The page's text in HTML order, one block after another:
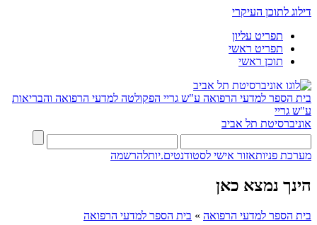
דילוג לתוכן העיקרי
תפריט עליון
תפריט ראשי
תוכן ראשי
בית הספר למדעי הרפואה ע"ש גריי הפקולטה למדעי הרפואה והבריאות
ע"ש גריי
אוניברסיטת תל אביב
מערכת פניותאזור אישי לסטודנטים.יותלהרשמה
הינך נמצא כאן
בית הספר למדעי הרפואה » בית הספר למדעי הרפואה